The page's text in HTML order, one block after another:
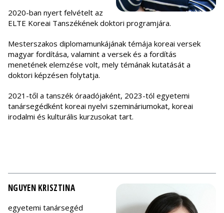
2020-ban nyert felvételt az
ELTE Koreai Tanszékének doktori programjára.
Mesterszakos diplomamunkájának témája koreai versek
magyar fordítása, valamint a versek és a fordítás
menetének elemzése volt, mely témának kutatását a
doktori képzésen folytatja.
2021-től a tanszék óraadójaként, 2023-tól egyetemi
tanársegédként koreai nyelvi szemináriumokat, koreai
irodalmi és kulturális kurzusokat tart.
NGUYEN KRISZTINA
egyetemi tanársegéd